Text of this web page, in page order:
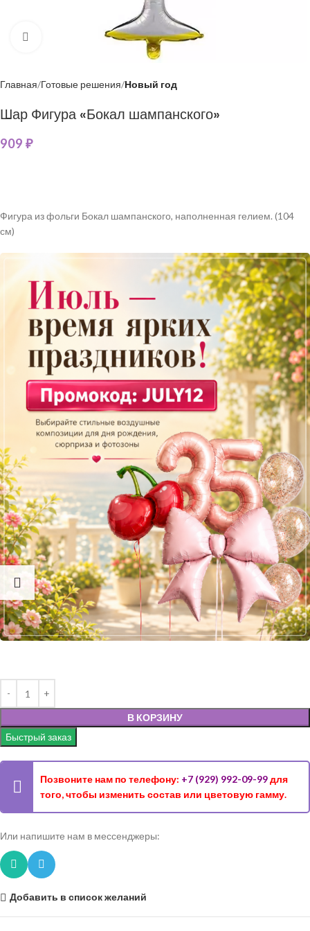
Нажмите, чтобы увеличить
Главная Готовые решения Новый год
Шар Фигура «Бокал шампанского»
909 ₽
Фигура из фольги Бокал шампанского, наполненная гелием. (104
см)
В КОРЗИНУ
Быстрый заказ
Позвоните нам по телефону: +7 (929) 992-09-99для
того, чтобы изменить состав или цветовую гамму.
Или напишите нам в мессенджеры:
Добавить в список желаний